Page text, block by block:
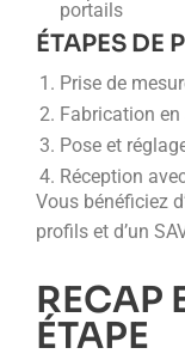
portails
ÉTAPES DE
Prise de
Fabrication
Pose et
Réception
Vous bénéficiez
profils et d’un
RECAP
ÉTAPE